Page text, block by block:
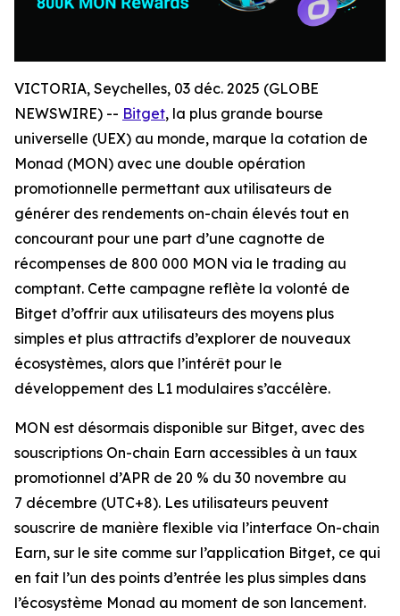
VICTORIA, Seychelles, 03 déc. 2025 (GLOBE
NEWSWIRE) -- Bitget, la plus grande bourse
universelle (UEX) au monde, marque la cotation de
Monad (MON) avec une double opération
promotionnelle permettant aux utilisateurs de
générer des rendements on-chain élevés tout en
concourant pour une part d’une cagnotte de
récompenses de 800 000 MON via le trading au
comptant. Cette campagne reflète la volonté de
Bitget d’offrir aux utilisateurs des moyens plus
simples et plus attractifs d’explorer de nouveaux
écosystèmes, alors que l’intérêt pour le
développement des L1 modulaires s’accélère.
MON est désormais disponible sur Bitget, avec des
souscriptions On-chain Earn accessibles à un taux
promotionnel d’APR de 20 % du 30 novembre au
7 décembre (UTC+8). Les utilisateurs peuvent
souscrire de manière flexible via l’interface On-chain
Earn, sur le site comme sur l’application Bitget, ce qui
en fait l’un des points d’entrée les plus simples dans
l’écosystème Monad au moment de son lancement.